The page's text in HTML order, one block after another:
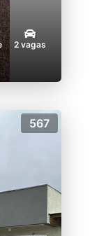
2 vagas
567